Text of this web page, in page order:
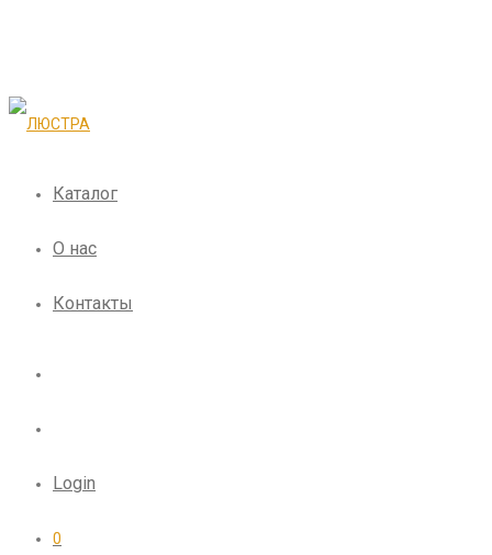
Каталог
О нас
Контакты
Login
0